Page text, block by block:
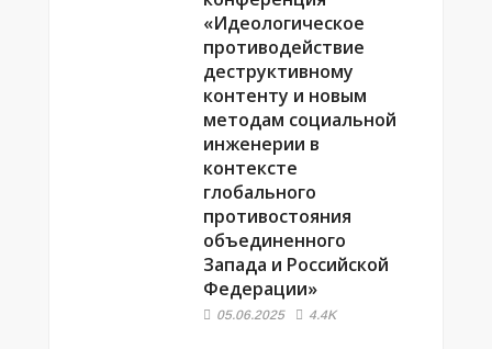
«Идеологическое
противодействие
деструктивному
контенту и новым
методам социальной
инженерии в
контексте
глобального
противостояния
объединенного
Запада и Российской
Федерации»
05.06.2025 4.4K